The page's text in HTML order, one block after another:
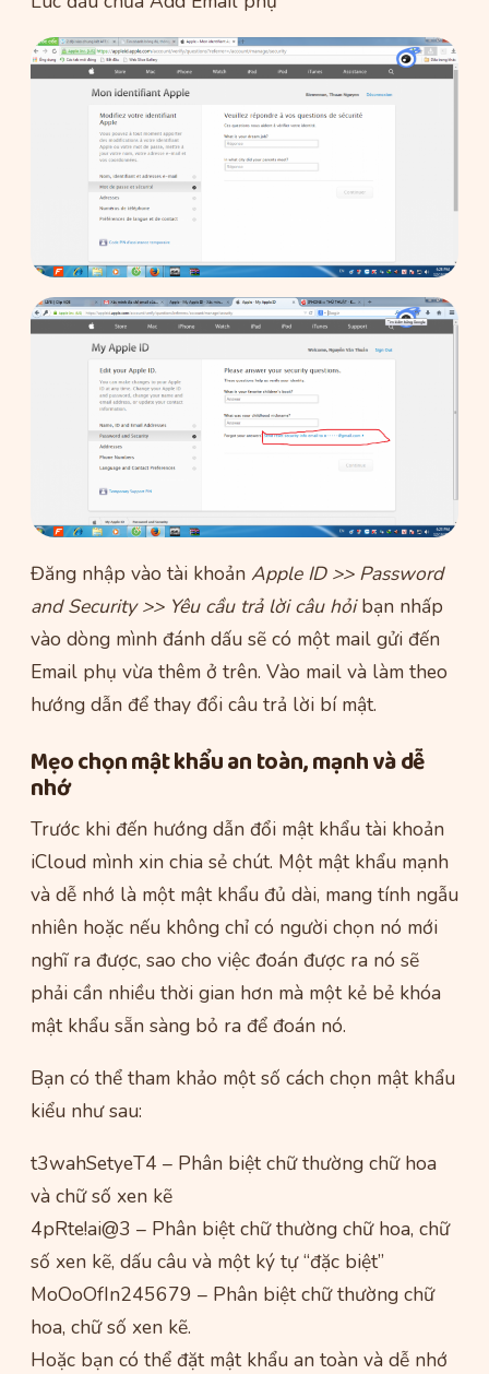
Đăng nhập vào tài khoản Apple ID >> Password
and Security >> Yêu cầu trả lời câu hỏibạn nhấp
vào dòng mình đánh dấu sẽ có một mail gửi đến
Email phụ vừa thêm ở trên. Vào mail và làm theo
hướng dẫn để thay đổi câu trả lời bí mật.
Mẹo chọn mật khẩu an toàn, mạnh và dễ
nhớ
Trước khi đến hướng dẫn đổi mật khẩu tài khoản
iCloud mình xin chia sẻ chút. Một mật khẩu mạnh
và dễ nhớ là một mật khẩu đủ dài, mang tính ngẫu
nhiên hoặc nếu không chỉ có người chọn nó mới
nghĩ ra được, sao cho việc đoán được ra nó sẽ
phải cần nhiều thời gian hơn mà một kẻ bẻ khóa
mật khẩu sẵn sàng bỏ ra để đoán nó.
Bạn có thể tham khảo một số cách chọn mật khẩu
kiểu như sau:
t3wahSetyeT4 – Phân biệt chữ thường chữ hoa
và chữ số xen kẽ
4pRte!ai@3 – Phân biệt chữ thường chữ hoa, chữ
số xen kẽ, dấu câu và một ký tự “đặc biệt”
MoOoOfIn245679 – Phân biệt chữ thường chữ
hoa, chữ số xen kẽ.
Hoặc bạn có thể đặt mật khẩu an toàn và dễ nhớ